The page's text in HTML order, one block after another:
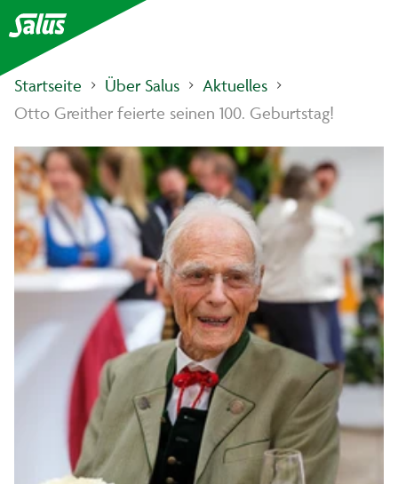
Startseite Über Salus
Aktuelles
Otto Greither feierte seinen 100. Geburtstag!